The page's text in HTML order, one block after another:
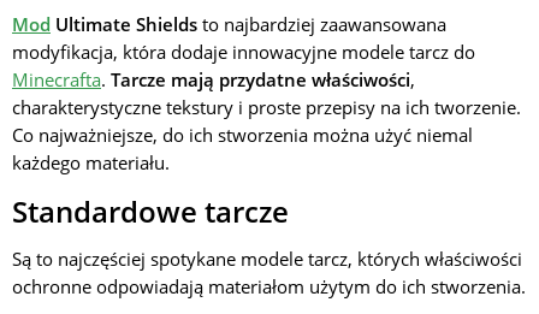
Mod Ultimate Shields to najbardziej zaawansowana
modyfikacja, która dodaje innowacyjne modele tarcz do
Minecrafta. Tarcze mają przydatne właściwości,
charakterystyczne tekstury i proste przepisy na ich tworzenie.
Co najważniejsze, do ich stworzenia można użyć niemal
każdego materiału.
Standardowe tarcze
Są to najczęściej spotykane modele tarcz, których właściwości
ochronne odpowiadają materiałom użytym do ich stworzenia.